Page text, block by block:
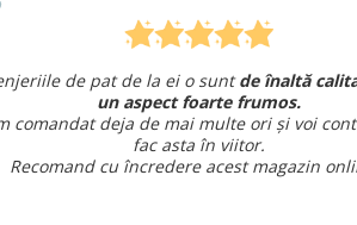
Am comandat o lenjerie de pat
și am avut o întrebare șiam primit un
amabil.
Sunt foarte mulțumită!